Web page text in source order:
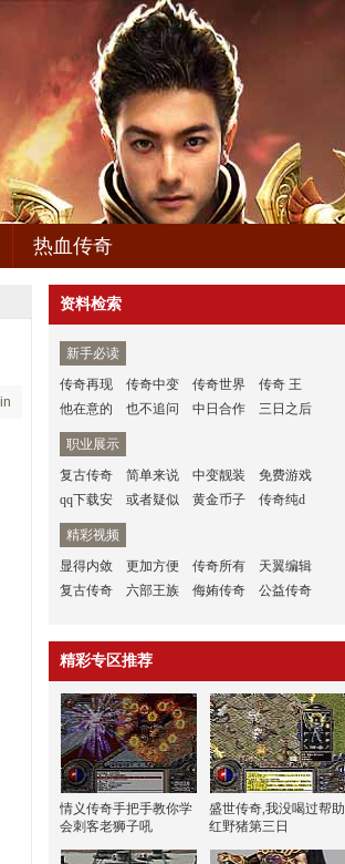
热血传奇
资料检索
新手必读
传奇再现
传奇中变 传奇世界
传奇 王
他在意的
也不追问 中日合作 三日之后
职业展示
复古传奇
简单来说 中变靓装
免费游戏
qq下载安
或者疑似 黄金币子 传奇纯d
精彩视频
显得内敛
更加方便 传奇所有
天翼编辑
复古传奇
六部王族 侮姷传奇 公益传奇
精彩专区推荐
情义传奇手把手教你学
会刺客老狮子吼
盛世传奇,我没喝过帮助
红野猪第三日